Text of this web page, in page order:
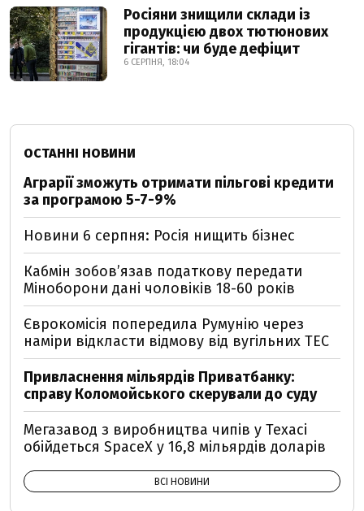
Росіяни знищили склади із
продукцією двох тютюнових
гігантів: чи буде дефіцит
6 СЕРПНЯ, 18:04
ОСТАННІ НОВИНИ
Аграрії зможуть отримати пільгові кредити
за програмою 5-7-9%
Новини 6 серпня: Росія нищить бізнес
Кабмін зобовʼязав податкову передати
Міноборони дані чоловіків 18-60 років
Єврокомісія попередила Румунію через
наміри відкласти відмову від вугільних ТЕС
Привласнення мільярдів Приватбанку:
справу Коломойського скерували до суду
Мегазавод з виробництва чипів у Техасі
обійдеться SpaceX у 16,8 мільярдів доларів
ВСІ НОВИНИ